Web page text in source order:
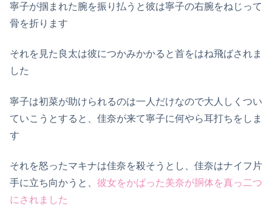
寧子が掴まれた腕を振り払うと彼は寧子の右腕をねじって
骨を折ります
それを見た良太は彼につかみかかると首をはね飛ばされま
した
寧子は初菜が助けられるのは一人だけなので大人しくつい
ていこうとすると、佳奈が来て寧子に何やら耳打ちをしま
す
それを怒ったマキナは佳奈を殺そうとし、佳奈はナイフ片
手に立ち向かうと、 彼女をかばった美奈が胴体を真っ二つ
にされました